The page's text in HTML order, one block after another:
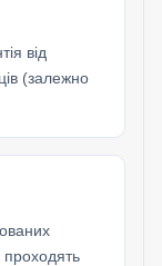
від
(залежно